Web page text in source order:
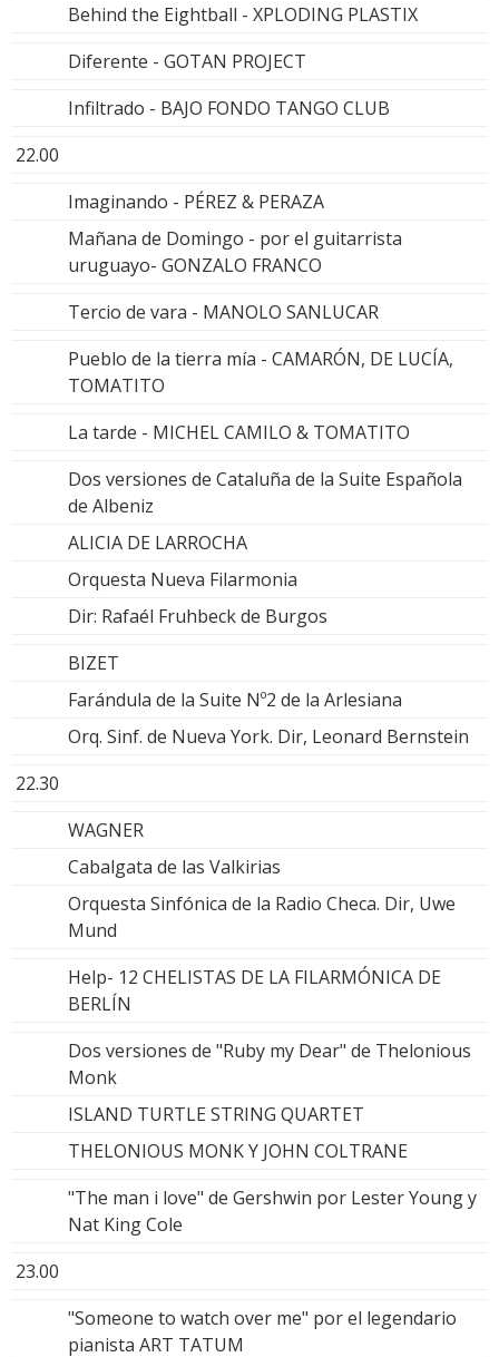
Behind the Eightball - XPLODING PLASTIX
Diferente - GOTAN PROJECT
Infiltrado - BAJO FONDO TANGO CLUB
22.00
Imaginando - PÉREZ & PERAZA
Mañana de Domingo - por el guitarrista
uruguayo- GONZALO FRANCO
Tercio de vara - MANOLO SANLUCAR
Pueblo de la tierra mía - CAMARÓN, DE LUCÍA,
TOMATITO
La tarde - MICHEL CAMILO & TOMATITO
Dos versiones de Cataluña de la Suite Española
de Albeniz
ALICIA DE LARROCHA
Orquesta Nueva Filarmonia
Dir: Rafaél Fruhbeck de Burgos
BIZET
Farándula de la Suite Nº2 de la Arlesiana
Orq. Sinf. de Nueva York. Dir, Leonard Bernstein
22.30
WAGNER
Cabalgata de las Valkirias
Orquesta Sinfónica de la Radio Checa. Dir, Uwe
Mund
Help- 12 CHELISTAS DE LA FILARMÓNICA DE
BERLÍN
Dos versiones de "Ruby my Dear" de Thelonious
Monk
ISLAND TURTLE STRING QUARTET
THELONIOUS MONK Y JOHN COLTRANE
"The man i love" de Gershwin por Lester Young y
Nat King Cole
23.00
"Someone to watch over me" por el legendario
pianista ART TATUM